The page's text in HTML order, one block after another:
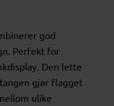
god
Perfekt for
Den lette
gjør flagget
ulike